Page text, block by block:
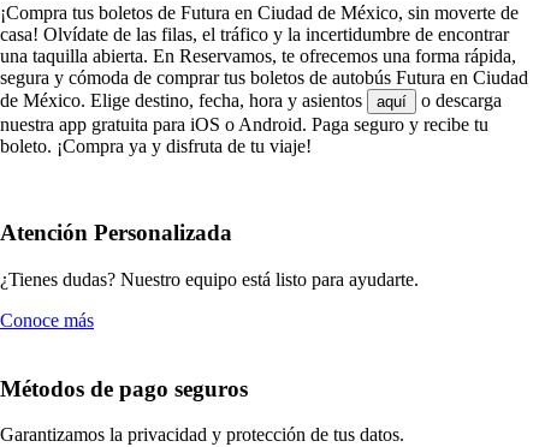
¡Compra tus boletos de Futura en Ciudad de México, sin moverte de
casa! Olvídate de las filas, el tráfico y la incertidumbre de encontrar
una taquilla abierta. En Reservamos, te ofrecemos una forma rápida,
segura y cómoda de comprar tus boletos de autobús Futura en Ciudad
de México. Elige destino, fecha, hora y asientos
aquí
o descarga
nuestra app gratuita para iOS o Android. Paga seguro y recibe tu
boleto. ¡Compra ya y disfruta de tu viaje!
Atención Personalizada
¿Tienes dudas? Nuestro equipo está listo para ayudarte.
Conoce más
Métodos de pago seguros
Garantizamos la privacidad y protección de tus datos.